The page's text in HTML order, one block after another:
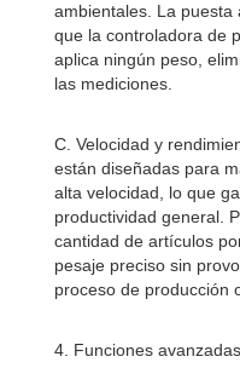
ambientales. La puesta
que la controladora de
aplica ningún peso,
las mediciones.
C. Velocidad y
están diseñadas para
alta velocidad, lo que
productividad general.
cantidad de artículos
pesaje preciso sin
proceso de producción
4. Funciones